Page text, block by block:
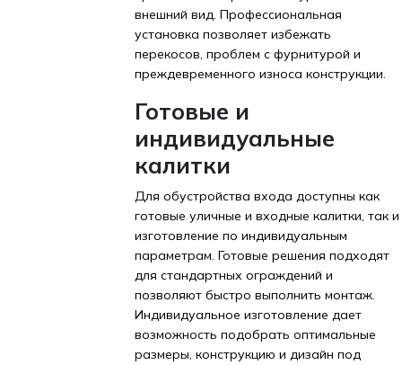
внешний вид. Профессиональная
установка позволяет избежать
перекосов, проблем с фурнитурой и
преждевременного износа конструкции.
Готовые и
индивидуальные
калитки
Для обустройства входа доступны как
готовые уличные и входные калитки, так и
изготовление по индивидуальным
параметрам. Готовые решения подходят
для стандартных ограждений и
позволяют быстро выполнить монтаж.
Индивидуальное изготовление дает
возможность подобрать оптимальные
размеры, конструкцию и дизайн под